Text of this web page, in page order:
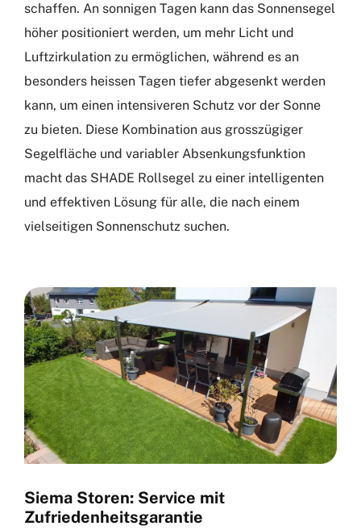
schaffen. An sonnigen Tagen kann das Sonnensegel
höher positioniert werden, um mehr Licht und
Luftzirkulation zu ermöglichen, während es an
besonders heissen Tagen tiefer abgesenkt werden
kann, um einen intensiveren Schutz vor der Sonne
zu bieten. Diese Kombination aus grosszügiger
Segelfläche und variabler Absenkungsfunktion
macht das SHADE Rollsegel zu einer intelligenten
und effektiven Lösung für alle, die nach einem
vielseitigen Sonnenschutz suchen.
Siema Storen: Service mit
Zufriedenheitsgarantie